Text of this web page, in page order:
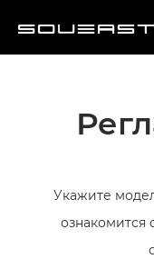
Укажите
ознакомится